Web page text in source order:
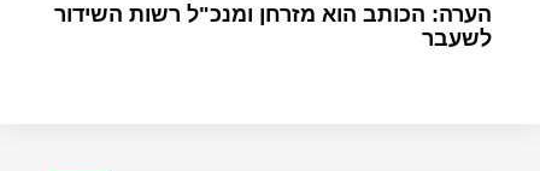
הערה: הכותב הוא מזרחן ומנכ"ל רשות השידור
לשעבר